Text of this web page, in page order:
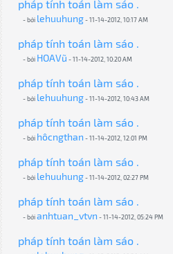
pháp tính toán làm sáo .
- bởi lehuuhung- 11-14-2012, 10:17 AM
pháp tính toán làm sáo .
- bởi HOAVũ - 11-14-2012, 10:20 AM
pháp tính toán làm sáo .
- bởi lehuuhung- 11-14-2012, 10:43 AM
pháp tính toán làm sáo .
- bởi hôcngthan - 11-14-2012, 12:01 PM
pháp tính toán làm sáo .
- bởi lehuuhung- 11-14-2012, 02:27 PM
pháp tính toán làm sáo .
- bởianhtuan_vtvn - 11-14-2012, 05:24 PM
pháp tính toán làm sáo .